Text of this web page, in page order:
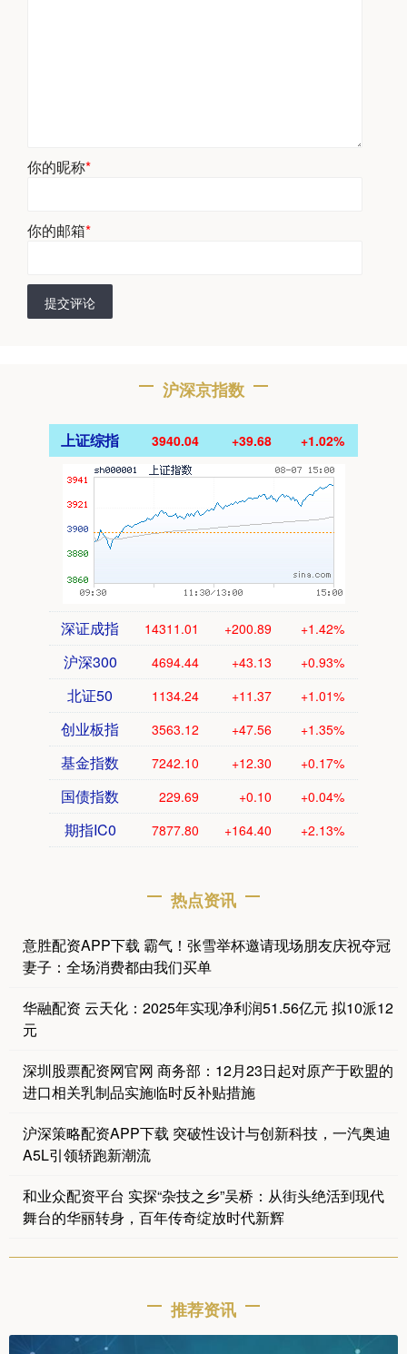
你的昵称*
你的邮箱*
提交评论
沪深京指数
上证综指 3940.04 +39.68 +1.02%
深证成指 14311.01 +200.89 +1.42%
沪深300 4694.44 +43.13 +0.93%
北证50 1134.24 +11.37 +1.01%
创业板指 3563.12 +47.56 +1.35%
基金指数 7242.10 +12.30 +0.17%
国债指数 229.69 +0.10 +0.04%
期指IC0 7877.80 +164.40 +2.13%
热点资讯
意胜配资APP下载 霸气！张雪举杯邀请现场朋友庆祝夺冠
妻子：全场消费都由我们买单
华融配资 云天化：2025年实现净利润51.56亿元 拟10派12
元
深圳股票配资网官网 商务部：12月23日起对原产于欧盟的
进口相关乳制品实施临时反补贴措施
沪深策略配资APP下载 突破性设计与创新科技，一汽奥迪
A5L引领轿跑新潮流
和业众配资平台 实探“杂技之乡”吴桥：从街头绝活到现代
舞台的华丽转身，百年传奇绽放时代新辉
推荐资讯